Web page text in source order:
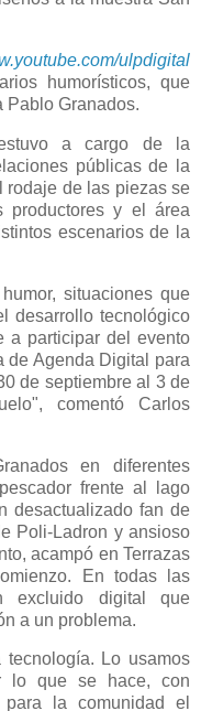
ulpdigital
humorísticos, que
Pablo Granados.
a cargo de la
públicas de la
rodaje de las piezas se
productores y el área
escenarios de la
situaciones que
desarrollo tecnológico
a participar del evento
de Agenda Digital para
de septiembre al 3 de
comentó Carlos
en diferentes
frente al lago
desactualizado fan de
Poli-Ladron y ansioso
acampó en Terrazas
En todas las
excluido digital que
a un problema.
Lo usamos
lo que se hace, con
para la comunidad el